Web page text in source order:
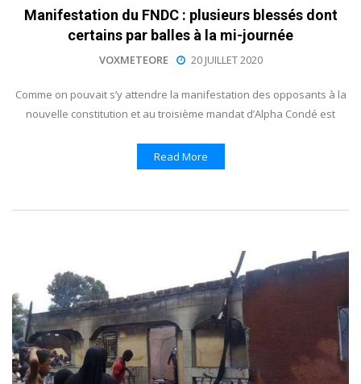
Manifestation du FNDC : plusieurs blessés dont
certains par balles à la mi-journée
VOXMETEORE 20 JUILLET 2020
Comme on pouvait s’y attendre la manifestation des opposants à la
nouvelle constitution et au troisième mandat d’Alpha Condé est
Read More